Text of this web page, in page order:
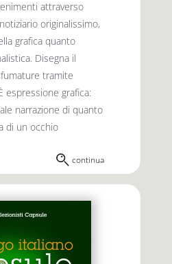
attraverso
originalissimo,
grafica quanto
Disegna il
tramite
espressione grafica:
narrazione di quanto
di un occhio
continua